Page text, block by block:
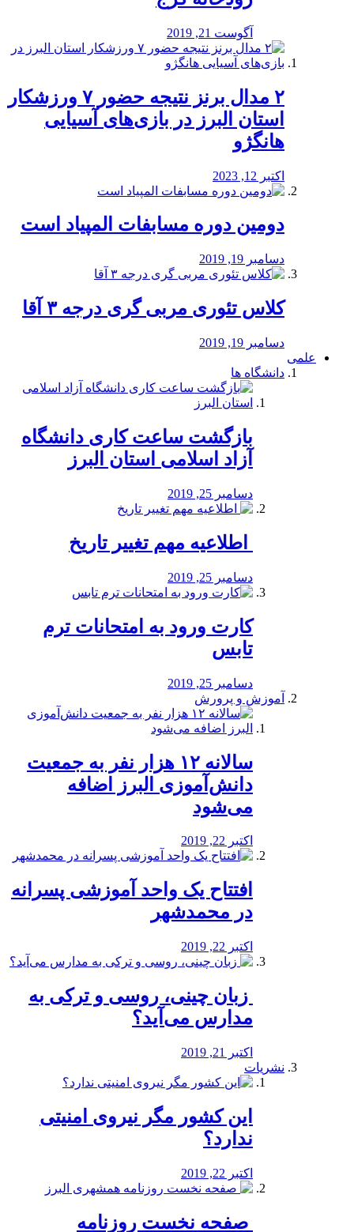
آگوست 21, 2019
۲ مدال برنز نتیجه حضور ۷ ورزشکار
استان البرز در بازی‌های آسیایی
هانگژو
اکتبر 12, 2023
دومین دوره مسابفات المپیاد است
دسامبر 19, 2019
کلاس تئوری مربی گری درجه ۳ آقا
دسامبر 19, 2019
علمی
دانشگاه ها
بازگشت ساعت کاری دانشگاه
آزاد اسلامی استان البرز
دسامبر 25, 2019
️ اطلاعیه مهم تغییر تاریخ
دسامبر 25, 2019
کارت ورود به امتحانات ترم
تابس
دسامبر 25, 2019
آموزش و پرورش
️سالانه ۱۲ هزار نفر به جمعیت
دانش‌آموزی البرز اضافه
می‌شود
اکتبر 22, 2019
افتتاح یک واحد آموزشی پسرانه
در محمدشهر
اکتبر 22, 2019
️ زبان چینی، روسی و ترکی به
مدارس می‌آید؟
اکتبر 21, 2019
نشریات
این کشور مگر نیروی امنیتی
ندارد؟
اکتبر 22, 2019
️ صفحه نخست روزنامه‌